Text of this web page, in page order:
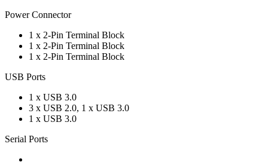
Power Connector
1 x 2-Pin Terminal Block
1 x 2-Pin Terminal Block
1 x 2-Pin Terminal Block
USB Ports
1 x USB 3.0
3 x USB 2.0, 1 x USB 3.0
1 x USB 3.0
Serial Ports